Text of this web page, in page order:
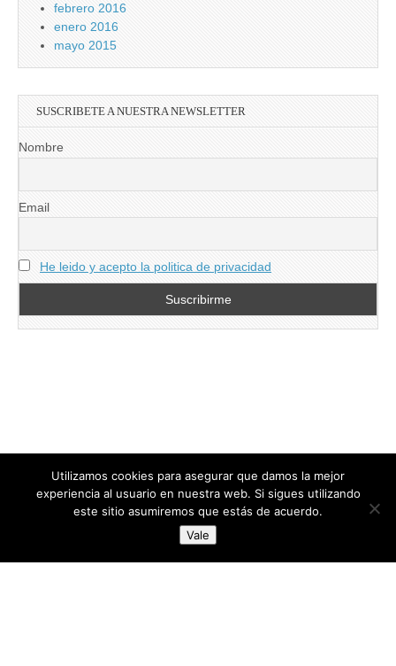
febrero 2016
enero 2016
mayo 2015
SUSCRIBETE A NUESTRA NEWSLETTER
Nombre
Email
He leido y acepto la politica de privacidad
directoresdeseguridad.es
Diseñado por Centro Andaluz de Estudios y Entrenamiento
Utilizamos cookies para asegurar que damos la mejor
experiencia al usuario en nuestra web. Si sigues utilizando
este sitio asumiremos que estás de acuerdo.
Vale